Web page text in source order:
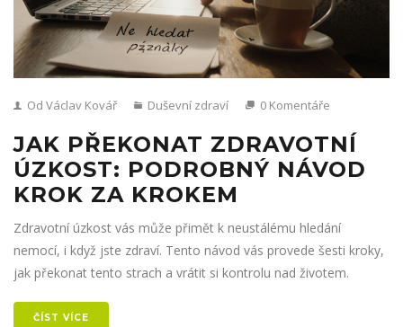
Od Václav Kovář Duševní zdraví 0 Komentáře
JAK PŘEKONAT ZDRAVOTNÍ
ÚZKOST: PODROBNÝ NÁVOD
KROK ZA KROKEM
Zdravotní úzkost vás může přimět k neustálému hledání
nemocí, i když jste zdraví. Tento návod vás provede šesti kroky,
jak překonat tento strach a vrátit si kontrolu nad životem.
ČÍST VÍCE